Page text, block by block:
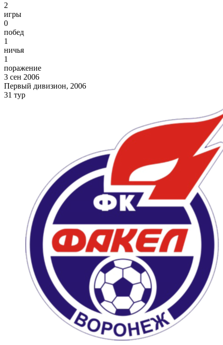
2
игры
0
побед
1
ничья
1
поражение
3 сен 2006
Первый дивизион, 2006
31 тур